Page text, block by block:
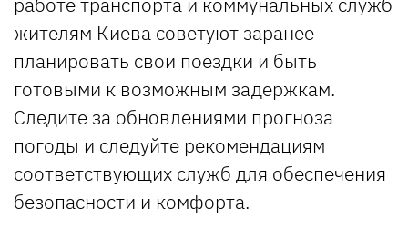
жителям Киева советуют заранее
планировать свои поездки и быть
готовыми к возможным задержкам.
Следите за обновлениями прогноза
погоды и следуйте рекомендациям
соответствующих служб для обеспечения
безопасности и комфорта.